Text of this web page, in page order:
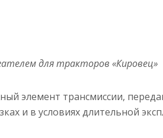
для тракторов «Кировец»
элемент трансмиссии,
и в условиях длительной